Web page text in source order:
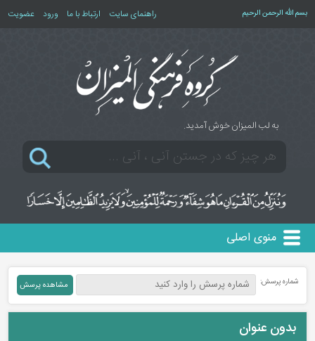
بسم الله الرحمن الرحیم راهنمای سایت ارتباط با ما ورود عضویت
به لب المیزان خوش آمدید.
منوی اصلی
شماره پرسش:
بدون عنوان